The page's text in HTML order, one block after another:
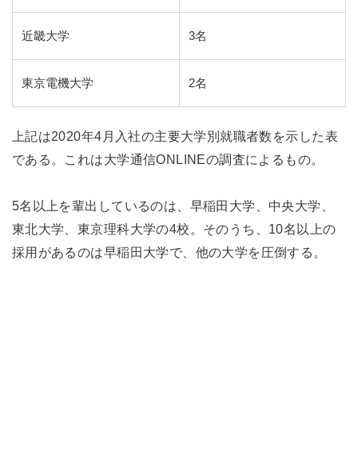
近畿大学 3名
東京電機大学 2名
上記は2020年4月入社の主要大学別就職者数を示した表
である。これは大学通信ONLINEの調査によるもの。
5名以上を輩出しているのは、早稲田大学、中央大学、
東北大学、東京理科大学の4校。そのうち、10名以上の
採用があるのは早稲田大学で、他の大学を圧倒する。